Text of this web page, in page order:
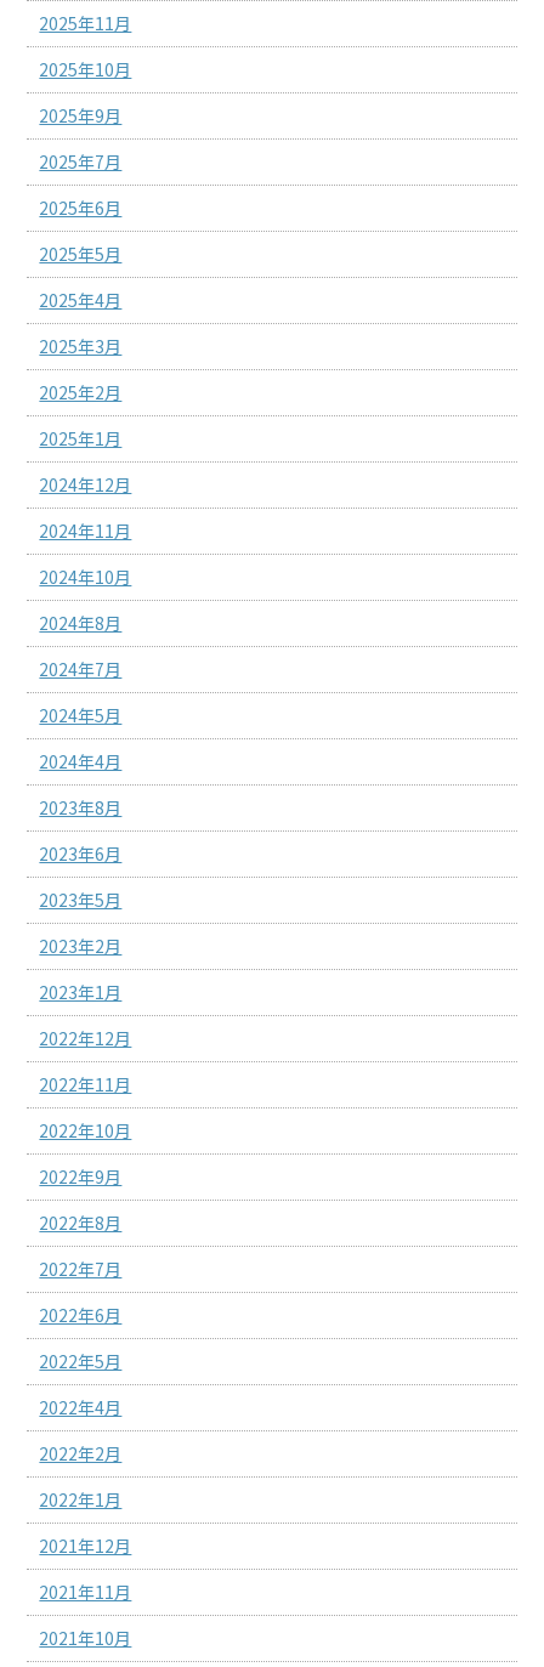
2025年11月
2025年10月
2025年9月
2025年7月
2025年6月
2025年5月
2025年4月
2025年3月
2025年2月
2025年1月
2024年12月
2024年11月
2024年10月
2024年8月
2024年7月
2024年5月
2024年4月
2023年8月
2023年6月
2023年5月
2023年2月
2023年1月
2022年12月
2022年11月
2022年10月
2022年9月
2022年8月
2022年7月
2022年6月
2022年5月
2022年4月
2022年2月
2022年1月
2021年12月
2021年11月
2021年10月